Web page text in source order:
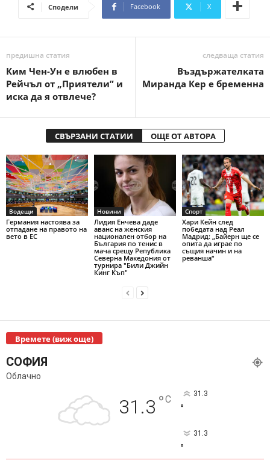
Сподели Facebook X
предишна статия
Ким Чен-Ун е влюбен в
Рейчъл от „Приятели” и
иска да я отвлече?
следваща статия
Въздържателката
Миранда Кер е бременна
СВЪРЗАНИ СТАТИИ ОЩЕ ОТ АВТОРА
Водещи
Германия настоява за
отпадане на правото на
вето в ЕС
Новини
Лидия Енчева даде
аванс на женския
национален отбор на
България по тенис в
мача срещу Република
Северна Македония от
турнира "Били Джийн
Кинг Къп"
Спорт
Хари Кейн след
победата над Реал
Мадрид: „Байерн ще се
опита да играе по
същия начин и на
реванша“
Времете (виж още)
СОФИЯ
Облачно
31.3 °C 31.3
°
31.3
°